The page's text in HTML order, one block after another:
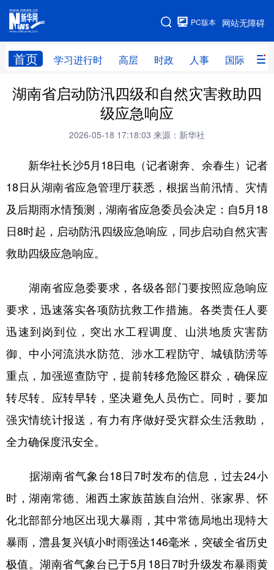
网站无障碍
PC版本
首页 学习进行时 高层 时政 人事 国际 财
网站地图
学习进行时 高层 时政 人事
财经 网评
全球连线
科技 科创 量子 体育
文化 书画 健康 军事
法律 中央文件
学术中国 乡村振兴 银龄 溯源中国
彩票 娱乐 时尚 悦读
公益 一带一路 亚太网 上市公司
文化产业
地方频道
北京 天津 河北 山西
辽宁 吉林 上海 江苏
浙江 安徽 福建 江西
山东 河南 湖北 湖南
湖南省启动防汛四级和自然灾害救助四
级应急响应
2026-05-18 17:18:03 来源：新华社
新华社长沙5月18日电（记者谢奔、余春生）记者
18日从湖南省应急管理厅获悉，根据当前汛情、灾情
及后期雨水情预测，湖南省应急委员会决定：自5月18
日8时起，启动防汛四级应急响应，同步启动自然灾害
救助四级应急响应。
湖南省应急委要求，各级各部门要按照应急响应
要求，迅速落实各项防抗救工作措施。各类责任人要
迅速到岗到位，突出水工程调度、山洪地质灾害防
御、中小河流洪水防范、涉水工程防守、城镇防涝等
重点，加强巡查防守，提前转移危险区群众，确保应
转尽转、应转早转，坚决避免人员伤亡。同时，要加
强灾情统计报送，有力有序做好受灾群众生活救助，
全力确保度汛安全。
据湖南省气象台18日7时发布的信息，过去24小
时，湖南常德、湘西土家族苗族自治州、张家界、怀
化北部部分地区出现大暴雨，其中常德局地出现特大
暴雨，澧县复兴镇小时雨强达146毫米，突破全省历史
极值。湖南省气象台已于5月18日7时升级发布暴雨黄